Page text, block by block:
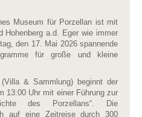
Museum für Porzellan ist mit
Hohenberg a.d. Eger wie immer
den 17. Mai 2026 spannende
für große und kleine
& Sammlung) beginnt der
13:00 Uhr mit einer Führung zur
des Porzellans“. Die
auf eine Zeitreise durch 300